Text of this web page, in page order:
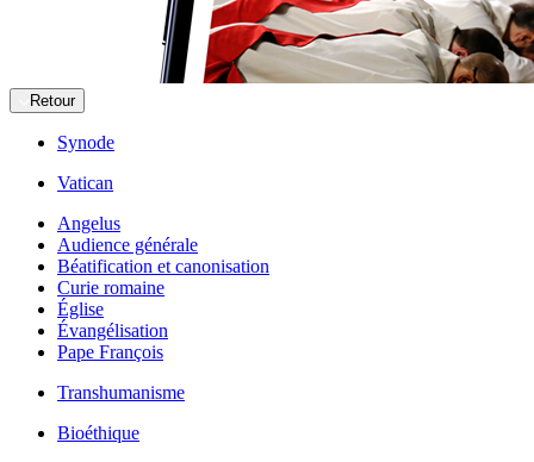
Retour
Synode
Vatican
Angelus
Audience générale
Béatification et canonisation
Curie romaine
Église
Évangélisation
Pape François
Transhumanisme
Bioéthique